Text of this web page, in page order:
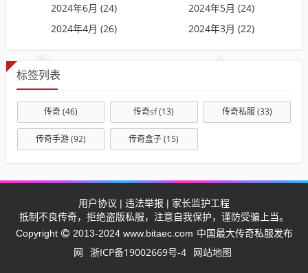
2024年6月 (24)
2024年5月 (24)
2024年4月 (26)
2024年3月 (22)
标签列表
传奇(46) 传奇sf(13) 传奇私服(33)
传奇手游(92) 传奇盒子(15)
用户协议 | 违法举报 | 家长监护工程
抵制不良传奇，拒绝盗版私服，注意自我保护，谨防受骗上当。
Copyright
2013-2024 www.bitaec.com 中国最大传奇私服发布
网 浙ICP备19002669号-4 网站地图